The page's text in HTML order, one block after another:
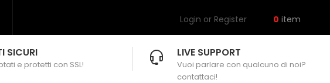
Login or Register 0 item
SICURI
e protetti con SSL!
LIVE SUPPORT
Vuoi parlare con qualcuno di noi?
contattaci!